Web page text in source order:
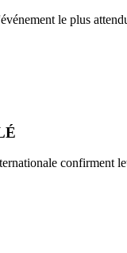
le plus
confirment